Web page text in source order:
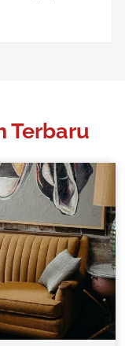
Terbaru